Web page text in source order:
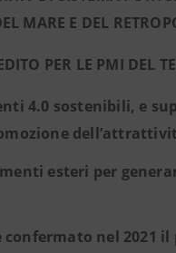
MARE E DEL
PER LE PMI DEL
4.0 sostenibili, e
esteri per
confermato nel